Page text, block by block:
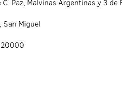
C. Paz, Malvinas Argentinas y 3 de
San Miguel